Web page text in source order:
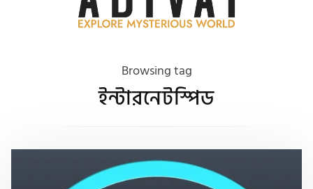
Browsing tag
ইন্টারনেটস্পিড